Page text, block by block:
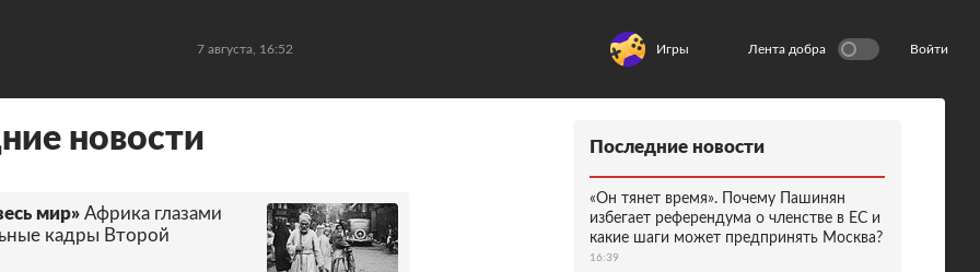
7 августа, 16:52 Игры Лента добра Войти
новости
мир» Африка глазами
кадры Второй
Последние новости
«Он тянет время». Почему Пашинян
избегает референдума о членстве в ЕС и
какие шаги может предпринять Москва?
16:39